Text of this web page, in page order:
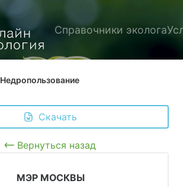
Справочники эколога
Недропользование
Скачать
Вернуться назад
МЭР МОСКВЫ